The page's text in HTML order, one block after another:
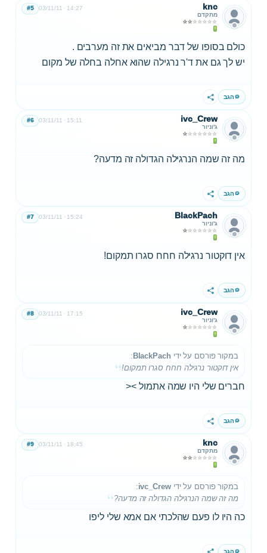
knc
מתקדם
03/11/11 14:27
#5
כולם בסופו של דבר מביאים את זה מערבים .
יש לך גם את ד'ר נרגילה שהוא אחלה בחלה של מקום
הגב שתף
ivc_Crew
ג'וניור
03/11/11 15:11
#6
מה זה שמה הנרגילה הגדולה זה מדעה?
הגב שתף
BlackPach
ג'וניור
03/11/11 15:24
#7
אין דוקטור נרגילה חחח סגרו תמקום!
הגב שתף
ivc_Crew
ג'וניור
03/11/11 17:15
#8
במקור פורסם על ידי BlackPach
:
אין דוקטור נרגילה חחח סגרו תמקום!
חברים שלי היו שמה אתמול ><
הגב שתף
knc
מתקדם
03/11/11 18:45
#9
במקור פורסם על ידיivc_Crew
:
מה זה שמה הנרגילה הגדולה זה מדעה?
כה היו לו פעם שהלכתי אם אמא שלי ליפו
הגב